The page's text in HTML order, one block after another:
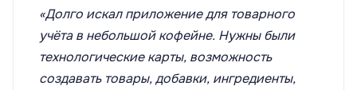
«Долго искал приложение для товарного
учёта в небольшой кофейне. Нужны были
технологические карты, возможность
создавать товары, добавки, ингредиенты,